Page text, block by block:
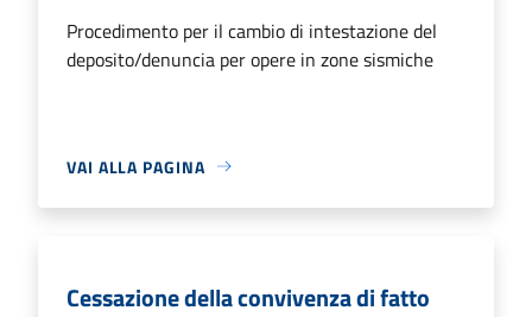
Procedimento per il cambio di intestazione del
deposito/denuncia per opere in zone sismiche
VAI ALLA PAGINA
Cessazione della convivenza di fatto